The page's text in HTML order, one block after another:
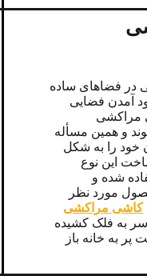
در فضا‌های ساده
آمدن فضایی
مراکشی
و همین مسأله
را به شکل
این نوع
شده و
مورد نظر
کاشی‌ مراکشی
به فلک کشیده
به خانه باز